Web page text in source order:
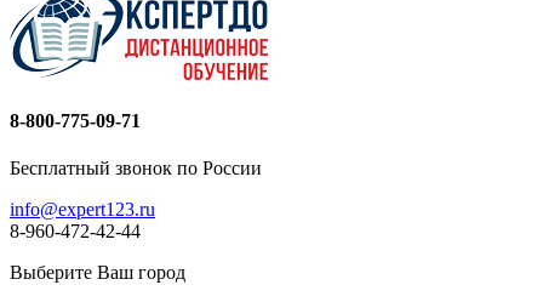
8-800-775-09-71
Бесплатный звонок по России
info@expert123.ru
8-960-472-42-44
Выберите Ваш город